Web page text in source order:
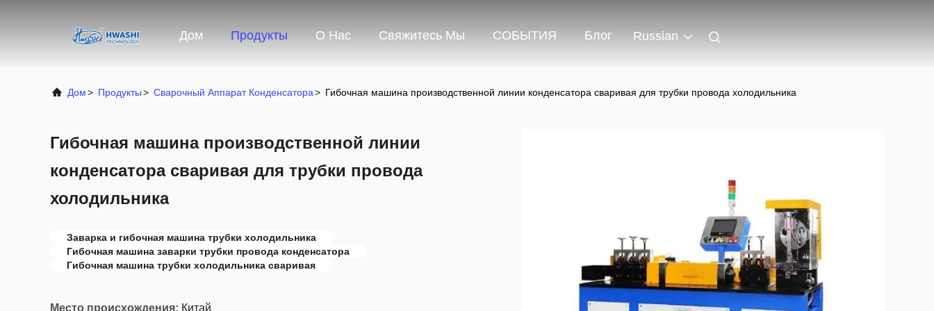
Дом Продукты О Нас Свяжитесь Мы СОБЫТИЯ Блог Russian
Дом> Продукты> Сварочный Аппарат Конденсатора> Гибочная машина производственной линии конденсатора сваривая для трубки провода холодильника
Гибочная машина производственной линии
конденсатора сваривая для трубки провода
холодильника
Заварка и гибочная машина трубки холодильника
Гибочная машина заварки трубки провода конденсатора
Гибочная машина трубки холодильника сваривая
Место происхождения: Китай